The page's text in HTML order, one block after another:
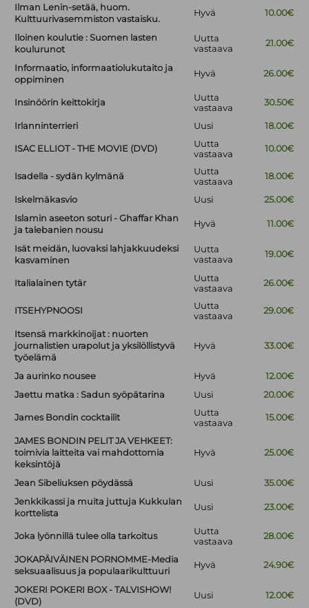
Ilman Lenin-setää, huom.
Kulttuurivasemmiston vastaisku.
Hyvä 10.00€
Iloinen koulutie : Suomen lasten
koulurunot
Uutta
vastaava
21.00€
Informaatio, informaatiolukutaito ja
oppiminen
Hyvä 26.00€
Insinöörin keittokirja
Uutta
vastaava
30.50€
Irlanninterrieri Uusi 18.00€
ISAC ELLIOT - THE MOVIE (DVD)
Uutta
vastaava
10.00€
Isadella - sydän kylmänä
Uutta
vastaava
18.00€
Iskelmäkasvio Uusi
25.00€
Islamin aseeton soturi - Ghaffar Khan
ja talebanien nousu
Hyvä 11.00€
Isät meidän, luovaksi lahjakkuudeksi
kasvaminen
Uutta
vastaava
19.00€
Italialainen tytär
Uutta
vastaava
26.00€
ITSEHYPNOOSI
Uutta
vastaava
29.00€
Itsensä markkinoijat : nuorten
journalistien urapolut ja yksilöllistyvä
työelämä
Hyvä 33.00€
Ja aurinko nousee Hyvä
12.00€
Jaettu matka : Sadun syöpätarina
Uusi 20.00€
James Bondin cocktailit
Uutta
vastaava
15.00€
JAMES BONDIN PELIT JA VEHKEET:
toimivia laitteita vai mahdottomia
keksintöjä
Hyvä 25.00€
Jean Sibeliuksen pöydässä Uusi
35.00€
Jenkkikassi ja muita juttuja Kukkulan
korttelista
Uusi 23.00€
Joka lyönnillä tulee olla tarkoitus
Uutta
vastaava
28.00€
JOKAPÄIVÄINEN PORNOMME-Media
seksuaalisuus ja populaarikulttuuri
Hyvä 24.90€
JOKERI POKERI BOX - TALVISHOW!
(DVD)
Uusi 12.00€